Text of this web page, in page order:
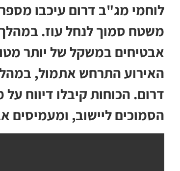
לוחמי מג"ב דרום עיכבו
משטח סמוך לנחל עוז.
אבטיחים במשקל של יותר
האירוע התרחש אתמול,
דרום. הכוחות קיבלו דיווח
הסמוכים ליישוב, ומעמיסים